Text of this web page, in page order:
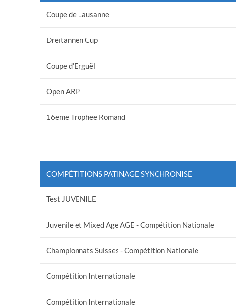
Coupe de Lausanne
Dreitannen Cup
Coupe d'Erguël
Open ARP
16ème Trophée Romand
COMPÉTITIONS PATINAGE SYNCHRONISE
Test JUVENILE
Juvenile et Mixed Age AGE - Compétition Nationale
Championnats Suisses - Compétition Nationale
Compétition Internationale
Compétition Internationale